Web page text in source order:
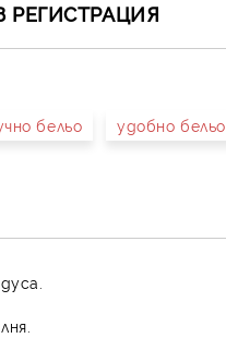
РЕГИСТРАЦИЯ
бельо удобно бельо